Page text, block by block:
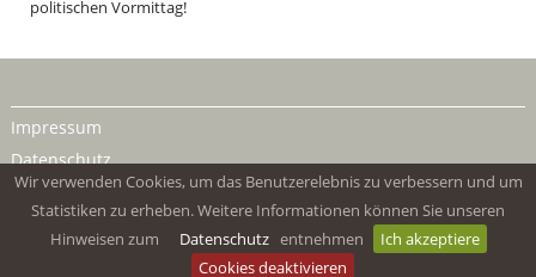
Wir verwenden Cookies, um das Benutzerelebnis zu verbessern und um
Statistiken zu erheben. Weitere Informationen können Sie unseren
Hinweisen zum
Datenschutz entnehmen
Ich akzeptiere
Cookies deaktivieren
politischen Vormittag!
Impressum
Datenschutz